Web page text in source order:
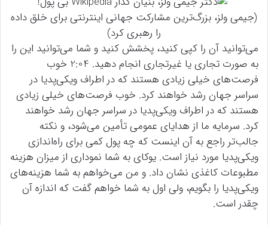
(جیمی ولز، بزرگ‌ترین مشارکت جهانی اینترنتی برای خلق داده
را رهبری کرد)
می‌توانید آن را کپی کنید،‌ پخشش کنید و شما می‌توانید این را
به صورت تجاری یا غیرتجاری انجام دهید. 2:04 خوب
فرصت‌های خیلی زیادی هستند که در اطراف ویکی‌پدیا در
سراسر جهان رشد خواهند کرد. خوب فرصت‌های خیلی زیادی
هستند که در اطراف ویکی‌پدیا در سراسر جهان رشد خواهند
کرد. سرمایه ما از هدایای عمومی تأمین می‌شود، و نکته
جالب‌تر راجع به آن اینست که چه پول کمی برای راه‌اندازی
ویکی‌پدیا مورد نیاز است. یوکای به شما نموداری از میزان هزینه
مطبوعات کاغذی نشان داد. و من می‌خواهم به شما هزینه‌های
ویکی‌پدیا را بگویم، ولی اول به شما خواهم گفت که اندازه آن
چقدر است.